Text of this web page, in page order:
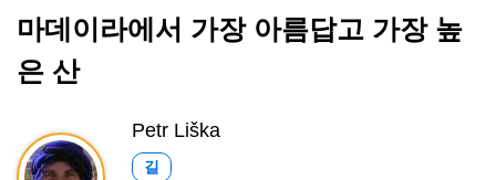
마데이라에서 가장 아름답고 가장 높
은 산
Petr Liška
길